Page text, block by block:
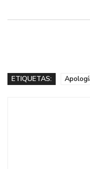
ETIQUETAS: